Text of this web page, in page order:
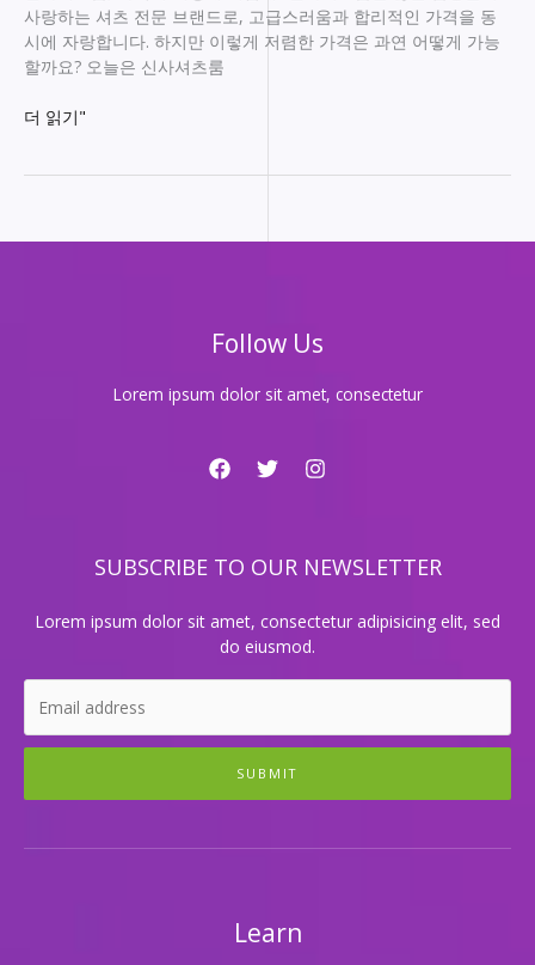
사랑하는 셔츠 전문 브랜드로, 고급스러움과 합리적인 가격을 동
시에 자랑합니다. 하지만 이렇게 저렴한 가격은 과연 어떻게 가능
할까요? 오늘은 신사셔츠룸
신
가
더 읽기"
Follow Us
Lorem ipsum dolor sit amet, consectetur
SUBSCRIBE TO OUR NEWSLETTER
Lorem ipsum dolor sit amet, consectetur adipisicing elit, sed
do eiusmod.
SUBMIT
Learn